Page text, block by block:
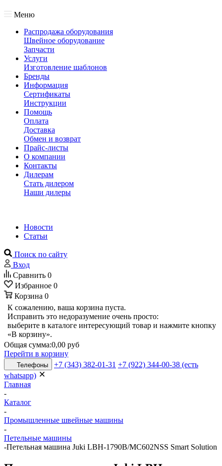
Меню
Распродажа оборудования
Швейное оборудование
Запчасти
Услуги
Изготовление шаблонов
Бренды
Информация
Сертификаты
Инструкции
Помощь
Оплата
Доставка
Обмен и возврат
Прайс-листы
О компании
Контакты
Дилерам
Стать дилером
Наши дилеры
Новости
Статьи
Поиск по сайту
Вход
Сравнить 0
Избранное 0
Корзина 0
К сожалению, ваша корзина пуста.
Исправить это недоразумение очень просто:
выберите в каталоге интересующий товар и нажмите кнопку
«В корзину».
Общая сумма:0,00 руб
Перейти в корзину
Телефоны +7 (343) 382-01-31 +7 (922) 344-00-38 (есть
whatsapp)
Главная
-
Каталог
-
Промышленные швейные машины
-
Петельные машины
-Петельная машина Juki LBH-1790B/MC602NSS Smart Solution